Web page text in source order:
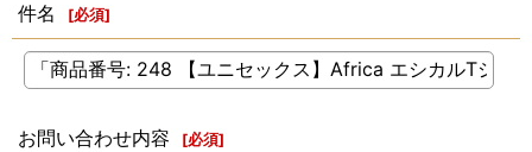
件名 [必須]
お問い合わせ内容 [必須]